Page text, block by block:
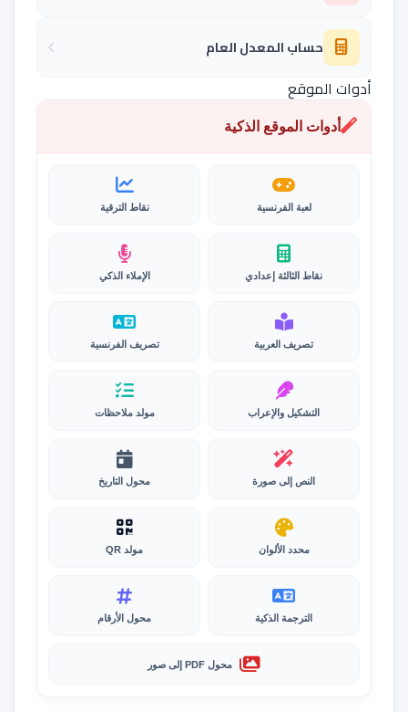
حساب المعدل العام
أدوات الموقع
أدوات الموقع الذكية
لعبة الفرنسية نقاط الترقية
نقاط الثالثة إعدادي الإملاء الذكي
تصريف العربية تصريف الفرنسية
التشكيل والإعراب مولد ملاحظات
النص إلى صورة محول التاريخ
محدد الألوان مولد QR
الترجمة الذكية محول الأرقام
محول PDF إلى صور